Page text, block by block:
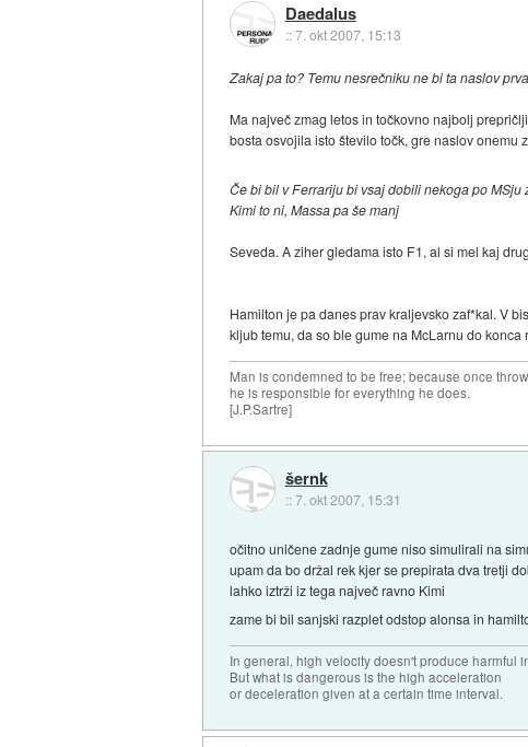
Daedalus
::7. okt 2007, 15:13
Zakaj pa to? Temu nesrečniku ne bi ta naslov
Ma največ zmag letos in točkovno najbolj
bosta osvojila isto število točk, gre naslov onemu
Če bi bil v Ferrariju bi vsaj dobili nekoga po MSju
Kimi to ni, Massa pa še manj
Seveda. A ziher gledama isto F1, al si mel kaj
Hamilton je pa danes prav kraljevsko zaf*kal. V
kljub temu, da so ble gume na McLarnu do
Man is condemned to be free; because once
he is responsible for everything he does.
[J.P.Sartre]
šernk
::7. okt 2007, 15:31
očitno uničene zadnje gume niso simulirali na
upam da bo držal rek kjer se prepirata dva tretji
lahko iztrži iz tega največ ravno Kimi
zame bi bil sanjski razplet odstop alonsa in
In general, high velocity doesn't produce harmful
But what is dangerous is the high acceleration
or deceleration given at a certain time interval.